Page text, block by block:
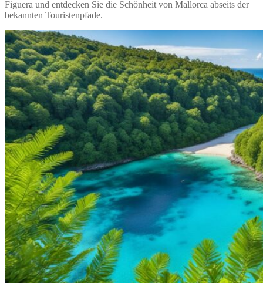
Figuera und entdecken Sie die Schönheit von Mallorca abseits der
bekannten Touristenpfade.